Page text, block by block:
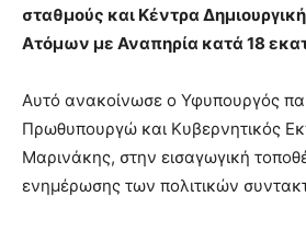
σταθμούς και Κέντρα
Ατόμων με Αναπηρία κατά 18
Αυτό ανακοίνωσε ο Υφυπουργός
Πρωθυπουργώ και Κυβερνητικός
Μαρινάκης, στην εισαγωγική
ενημέρωσης των πολιτικών